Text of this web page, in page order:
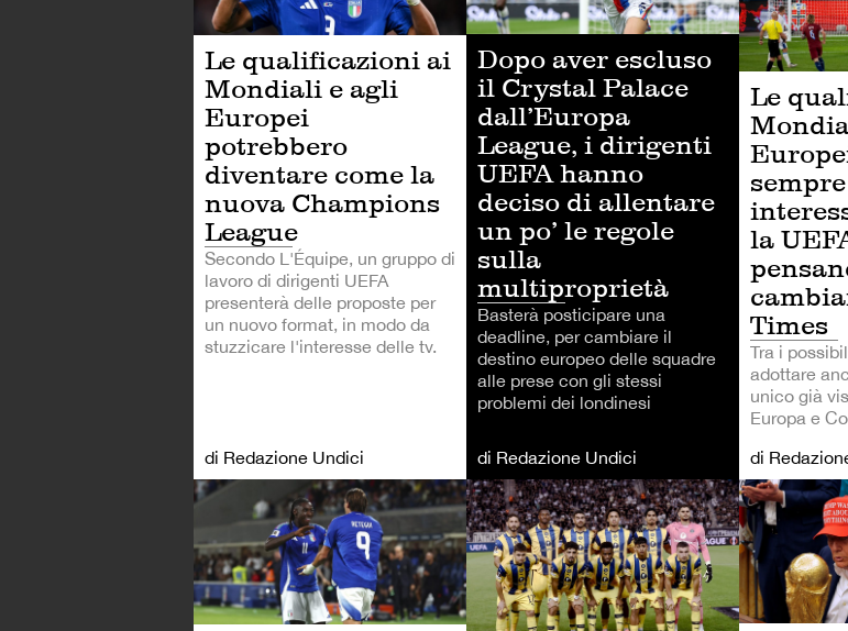
Le qualificazioni ai
Mondiali e agli
Europei
potrebbero
diventare come la
nuova Champions
League
Secondo L'Équipe, un gruppo di
lavoro di dirigenti UEFA
presenterà delle proposte per
un nuovo format, in modo da
stuzzicare l'interesse delle tv.
di Redazione Undici
Dopo aver escluso
il Crystal Palace
dall’Europa
League, i dirigenti
UEFA hanno
deciso di allentare
un po’ le regole
sulla
multiproprietà
Basterà posticipare una
deadline, per cambiare il
destino europeo delle squadre
alle prese con gli stessi
problemi dei londinesi
di Redazione Undici
Le
la
Times
Tra i
adottare
unico già
Europa e
di
CALCIO CALCIO